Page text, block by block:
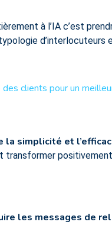
à l’IA c’est
d’interlocuteurs
clients pour un
la simplicité et
transformer
les messages de